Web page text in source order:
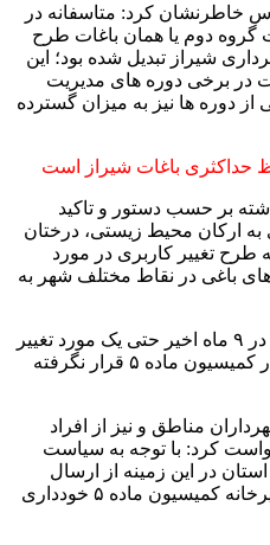
خاطرنشان کرد: متاسفانه در
گروه دوم یا همان باغات طرح
شیراز تبدیل شده بود؛ این
در برخی دوره های مدیریت
دوره ها نیز به میزان گسترده
حداکثری باغات شیراز است
کرد: در ۹ ماه گذشته بر حسب دستور و تاکید
به ارکان محیط زیستی، درختان
طرح تغییر کاربری در مورد
باغی در نقاط مختلف شهر به
وی خاطرنشان کرد: در این راستا در ۹ ماه اخیر حتی یک مورد تغییر
کاربری باغات شیراز در دستور کار کمیسیون ماده ۵ قرار نگرفته
مناطق و نیز از افراد
کرد: با توجه به سیاست
در این زمینه از ارسال
تقاضای تغییر کاربری باغات به دبیرخانه کمیسیون ماده ۵ خودداری